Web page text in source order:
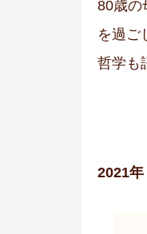
80歳の
を過ご
哲学も
2021年